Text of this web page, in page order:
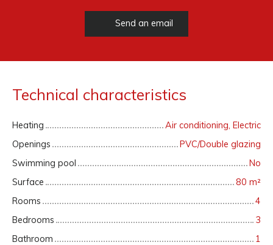
Send an email
Technical characteristics
Heating
Air conditioning, Electric
Openings
PVC/Double glazing
Swimming pool
No
Surface
80 m²
Rooms
4
Bedrooms
3
Bathroom
1